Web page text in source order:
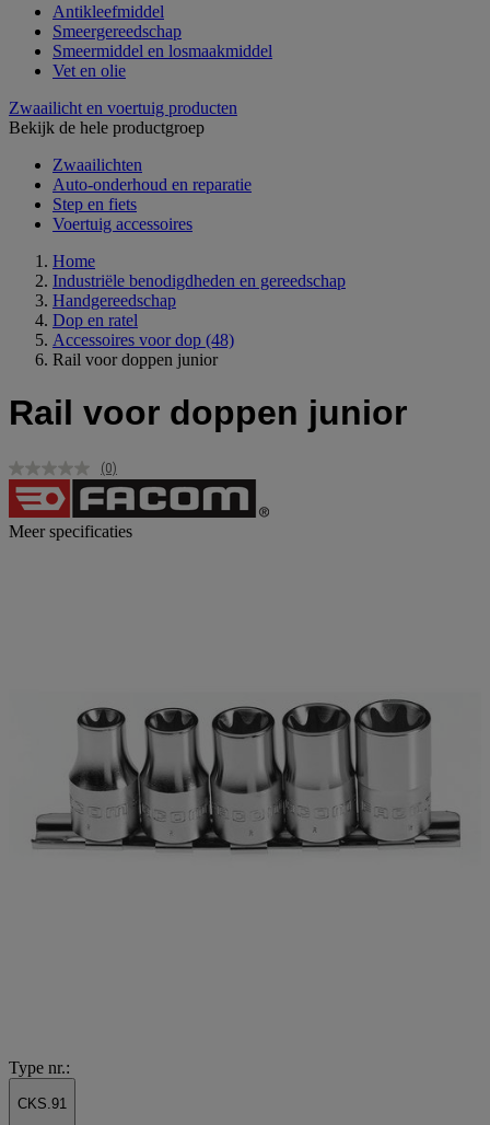
Antikleefmiddel
Smeergereedschap
Smeermiddel en losmaakmiddel
Vet en olie
Zwaailicht en voertuig producten
Bekijk de hele productgroep
Zwaailichten
Auto-onderhoud en reparatie
Step en fiets
Voertuig accessoires
Home
Industriële benodigdheden en gereedschap
Handgereedschap
Dop en ratel
Accessoires voor dop (48)
Rail voor doppen junior
Rail voor doppen junior
Geen
scorewaarde.
Dezelfde
paginalink.
(0)
Meer specificaties
Type nr.:
CKS.91